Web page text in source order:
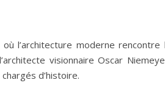
l’architecture moderne rencontre
visionnaire Oscar
d’histoire.